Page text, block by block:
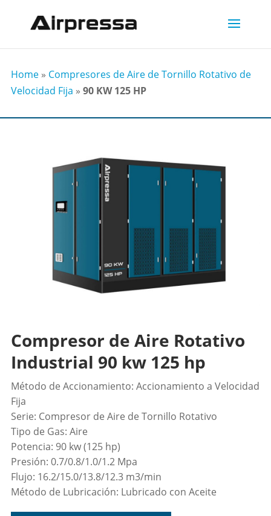
Home» Compresores de Aire de Tornillo Rotativo de
Velocidad Fija » 90 KW 125 HP
Compresor de Aire Rotativo
Industrial 90 kw 125 hp
Método de Accionamiento: Accionamiento a Velocidad
Fija
Serie: Compresor de Aire de Tornillo Rotativo
Tipo de Gas: Aire
Potencia: 90 kw (125 hp)
Presión: 0.7/0.8/1.0/1.2 Mpa
Flujo: 16.2/15.0/13.8/12.3 m3/min
Método de Lubricación: Lubricado con Aceite